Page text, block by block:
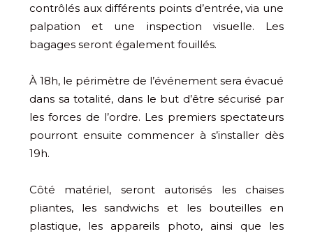
contrôlés aux différents points d’entrée, via une
palpation et une inspection visuelle. Les
bagages seront également fouillés.
À 18h, le périmètre de l’événement sera évacué
dans sa totalité, dans le but d’être sécurisé par
les forces de l’ordre. Les premiers spectateurs
pourront ensuite commencer à s’installer dès
19h.
Côté matériel, seront autorisés les chaises
pliantes, les sandwichs et les bouteilles en
plastique, les appareils photo, ainsi que les